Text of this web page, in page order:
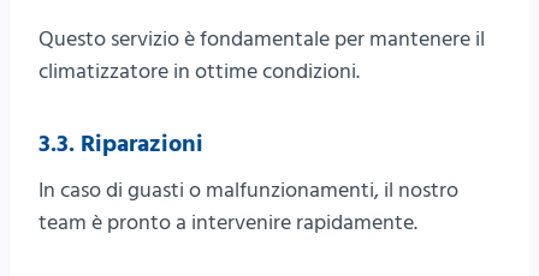
Questo servizio è fondamentale per mantenere il
climatizzatore in ottime condizioni.
3.3. Riparazioni
In caso di guasti o malfunzionamenti, il nostro
team è pronto a intervenire rapidamente.